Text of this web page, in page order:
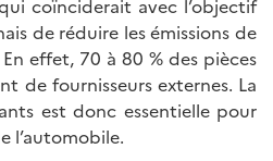
coïnciderait avec l’objectif
de réduire les émissions de
effet, 70 à 80 % des pièces
de fournisseurs externes. La
est donc essentielle pour
l’automobile.